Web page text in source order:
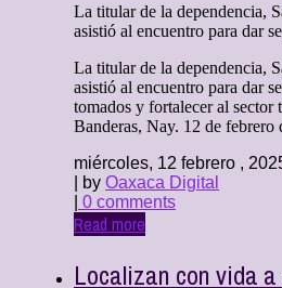
La titular de la dependencia,
asistió al encuentro para dar
La titular de la dependencia,
asistió al encuentro para dar
tomados y fortalecer al sector
Banderas, Nay. 12 de febrero
miércoles, 12 febrero ,
| by Oaxaca Digital
0 comments
Read more
Localizan con vida